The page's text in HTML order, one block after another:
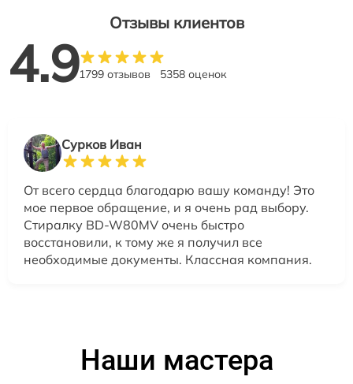
Отзывы клиентов
4.91799 отзывов 5358 оценок
Сурков Иван
От всего сердца благодарю вашу команду! Это
мое первое обращение, и я очень рад выбору.
Стиралку BD-W80MV очень быстро
восстановили, к тому же я получил все
необходимые документы. Классная компания.
Наши мастера